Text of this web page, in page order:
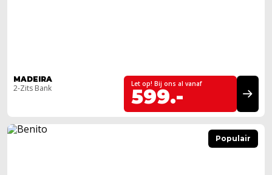
MADEIRA
2-Zits Bank Let op! Bij ons al vanaf
599.-
Populair